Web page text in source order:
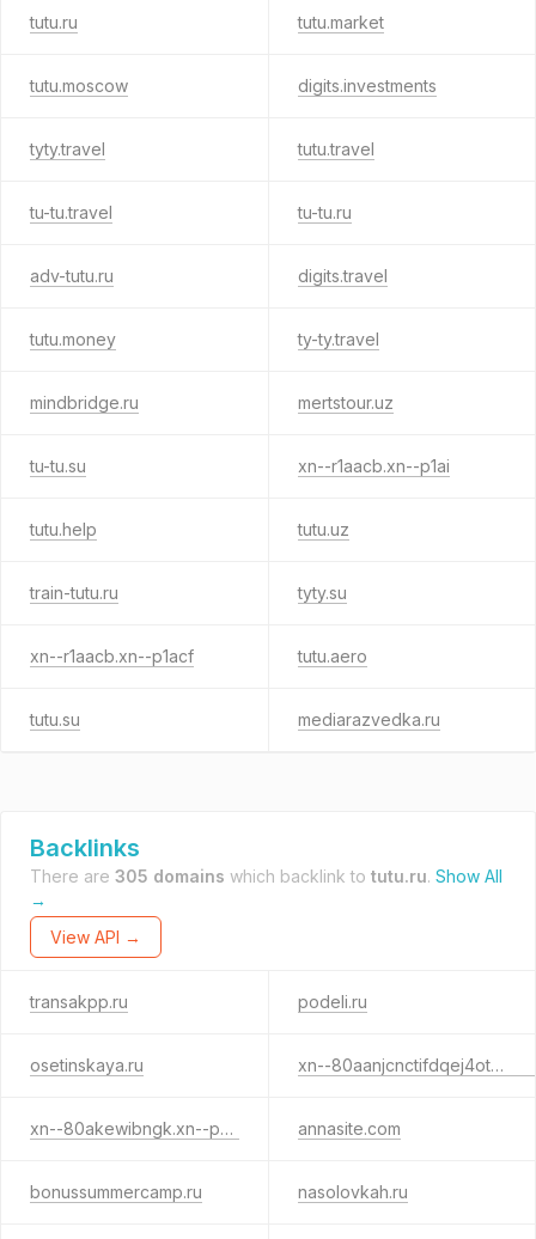
tutu.ru tutu.market
tutu.moscow digits.investments
tyty.travel tutu.travel
tu-tu.travel tu-tu.ru
adv-tutu.ru digits.travel
tutu.money ty-ty.travel
mindbridge.ru mertstour.uz
tu-tu.su xn--r1aacb.xn--p1ai
tutu.help tutu.uz
train-tutu.ru tyty.su
xn--r1aacb.xn--p1acf tutu.aero
tutu.su mediarazvedka.ru
Backlinks
There are 305 domains which backlink to tutu.ru. Show All
→
View API →
transakpp.ru podeli.ru
osetinskaya.ru xn--80aanjcnctifdqej4otb.xn--p1ai
xn--80akewibngk.xn--p1ai annasite.com
bonussummercamp.ru nasolovkah.ru